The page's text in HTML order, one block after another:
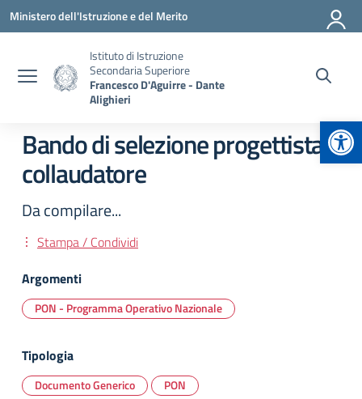
Vai ai contenuti
Vai al menu di navigazione
Vai al footer
Ministero dell'Istruzione e del Merito
Istituto di Istruzione
Secondaria Superiore
Francesco D'Aguirre - Dante
Alighieri
Bando di selezione progettista e
collaudatore
Da compilare...
Stampa / Condividi
Argomenti
PON - Programma Operativo Nazionale
Tipologia
Documento Generico PON